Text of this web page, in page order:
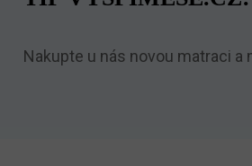
Nakupte u nás novou matraci a